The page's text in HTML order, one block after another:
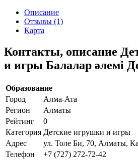
Описание
Отзывы (1)
Карта
Контакты, описание
и игры Балалар әлемі
Образование
Город
Алма-Ата
Регион
Алматы
Рейтинг
0
Категория Детские игрушки и игры
Адрес
ул. Толе Би, 70, Алматы,
Телефон
+7 (727) 272-72-42